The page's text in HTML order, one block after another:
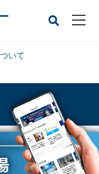
いて
- ネクストスケープ